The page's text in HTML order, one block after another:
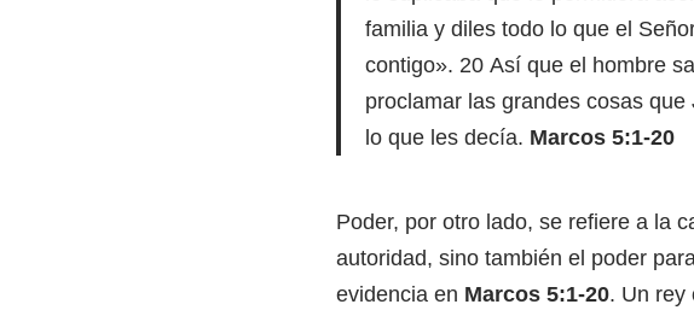
familia y diles todo lo que el
contigo». 20 Así que el hombre
proclamar las grandes cosas
lo que les decía. Marcos 5:1-20
Poder, por otro lado, se refiere a la
autoridad, sino también el poder
evidencia en Marcos 5:1-20. Un rey